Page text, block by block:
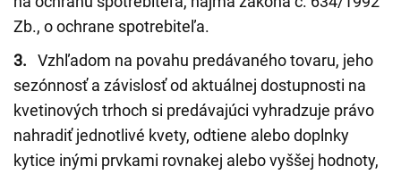
Zb., o ochrane spotrebiteľa.
3. Vzhľadom na povahu predávaného tovaru, jeho
sezónnosť a závislosť od aktuálnej dostupnosti na
kvetinových trhoch si predávajúci vyhradzuje právo
nahradiť jednotlivé kvety, odtiene alebo doplnky
kytice inými prvkami rovnakej alebo vyššej hodnoty,